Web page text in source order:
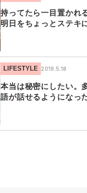
持ってたら一目置かれ
明日をちょっとステキ
LIFESTYLE 2019.5.18
本当は秘密にしたい。
語が話せるようになっ